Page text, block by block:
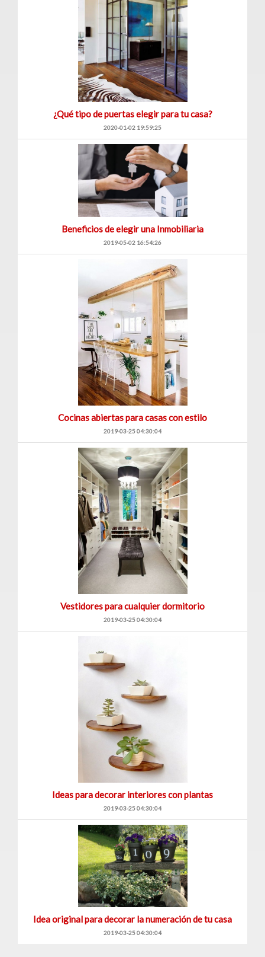
¿Qué tipo de puertas elegir para tu casa?
2020-01-02 19:59:25
Beneficios de elegir una Inmobiliaria
2019-05-02 16:54:26
Cocinas abiertas para casas con estilo
2019-03-25 04:30:04
Vestidores para cualquier dormitorio
2019-03-25 04:30:04
Ideas para decorar interiores con plantas
2019-03-25 04:30:04
Idea original para decorar la numeración de tu casa
2019-03-25 04:30:04